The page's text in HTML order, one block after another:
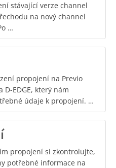
stávající verze channel
na nový channel
…
propojení na Previo
EDGE, který nám
údaje k propojení. …
propojení si zkontrolujte,
potřebné informace na